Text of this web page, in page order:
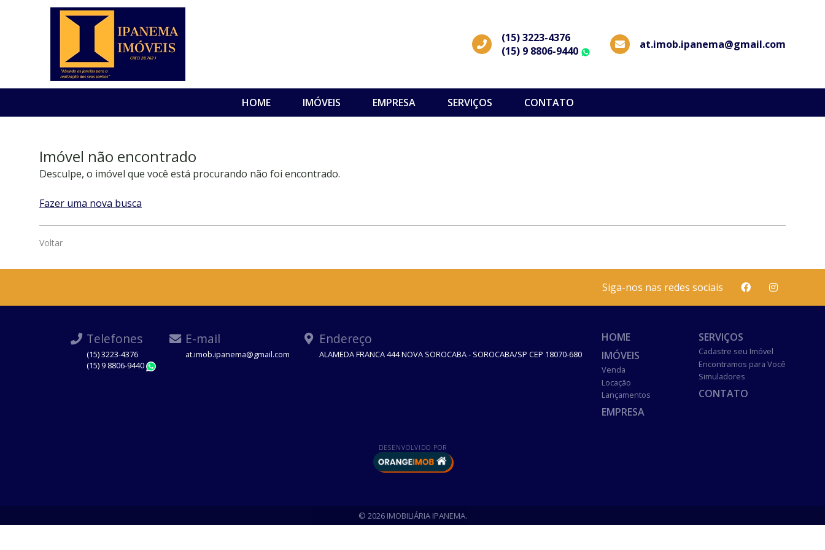
(15) 3223-4376
(15) 9 8806-9440
WhatsApp
at.imob.ipanema@gmail.com
HOME IMÓVEIS EMPRESA SERVIÇOS CONTATO
Imóvel não encontrado
Desculpe, o imóvel que você está procurando não foi encontrado.
Fazer uma nova busca
Voltar
Siga-nos nas redes sociais
Telefones
(15) 3223-4376
(15) 9 8806-9440
E-mail
at.imob.ipanema@gmail.com
Endereço
ALAMEDA FRANCA 444 NOVA SOROCABA - SOROCABA/SP CEP 18070-680
HOME
IMÓVEIS
Venda
Locação
Lançamentos
EMPRESA
SERVIÇOS
Cadastre seu Imóvel
Encontramos para Você
Simuladores
CONTATO
DESENVOLVIDO POR
© 2026 IMOBILIÁRIA IPANEMA.